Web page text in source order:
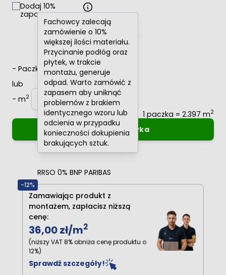
Dodaj 10%
zapasu
Fachowcy zalecają
zamówienie o 10%
większej ilości materiału.
Przycinanie podłóg oraz
płytek, w trakcie
montażu, generuje
odpad. Warto zamówić z
zapasem aby uniknąć
problemów z brakiem
identycznego wzoru lub
odcienia w przypadku
konieczności dokupienia
brakujących sztuk.
- Paczki
+
lub
- m2
+
1 paczka = 2.397 m2
Dodaj do koszyka
Oblicz raty0%
RRSO 0% BNP PARIBAS
-12%
Zamawiając produkt z
montażem, zapłacisz niższą
cenę:
36,00 zł/m2
(niższy VAT 8% obniża cenę produktu o
12%)
Sprawdź szczegóły!